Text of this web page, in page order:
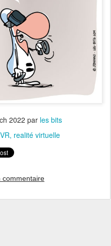
2022 par les bits
realité virtuelle
commentaire